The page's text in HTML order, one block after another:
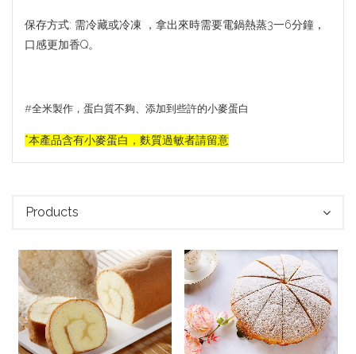
保存方式: 需冷藏或冷凍 ，拿出來時需要電鍋熱蒸3一6分鐘，
口感更加香Q。
#全米製作，蛋白質不夠、添加到些許的小麥蛋白
*本產品含有小麥蛋白，麩質過敏者請留意
Products
前往產品